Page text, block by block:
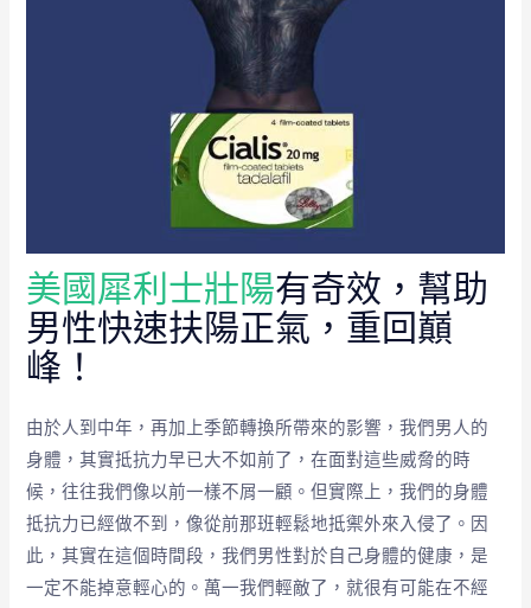
美國犀利士壯陽有奇效，幫助
男性快速扶陽正氣，重回巔
峰！
由於人到中年，再加上季節轉換所帶來的影響，我們男人的
身體，其實抵抗力早已大不如前了，在面對這些威脅的時
候，往往我們像以前一樣不屑一顧。但實際上，我們的身體
抵抗力已經做不到，像從前那班輕鬆地抵禦外來入侵了。因
此，其實在這個時間段，我們男性對於自己身體的健康，是
一定不能掉意輕心的。萬一我們輕敵了，就很有可能在不經